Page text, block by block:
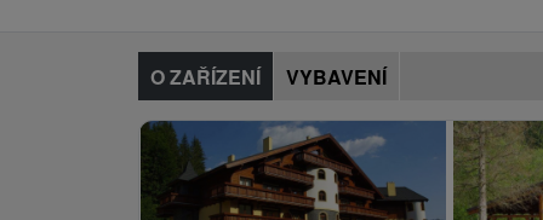
O ZAŘÍZENÍ VYBAVENÍ